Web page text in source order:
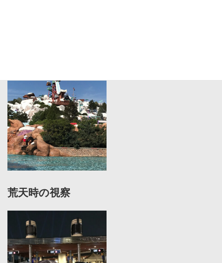
荒天時の視察